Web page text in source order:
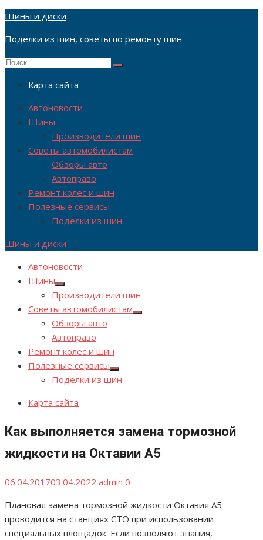
Перейти
содержимому
Шины и диски
Поделки из шин, советы по ремонту шин
Поиск
Поиск
Карта сайта
Автоновости
Шины
Производители шин
Советы автомобилистам
Обзоры авто
Автоправо
Ремонт колес и шин
Полезные сервисы
Поделки из шин
Шины и диски
Автоновости
Шины
Показывать
подменю
Производители шин
Советы автомобилистам
Показывать
Обзоры авто
Автоправо
Ремонт колес и шин
Полезные сервисы
Показывать
подменю
Поделки из шин
Карта сайта
Как выполняется замена тормозной
жидкости на Октавии А5
Опубликовано
06.04.201703.04.2022 Автор
admin 0
Плановая замена тормозной жидкости Октавия А5
проводится на станциях СТО при использовании
специальных площадок. Если позволяют знания,